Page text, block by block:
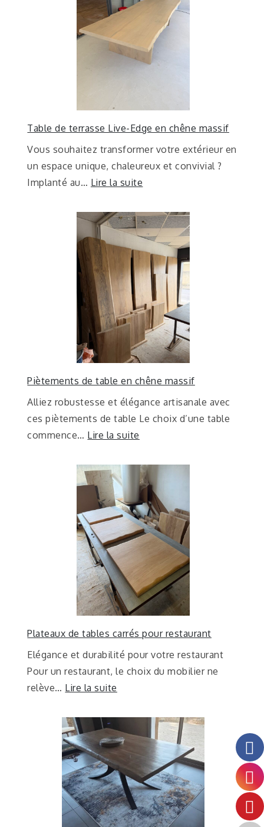
Table de terrasse Live-Edge en chêne massif
Vous souhaitez transformer votre extérieur en
un espace unique, chaleureux et convivial ?
Implanté au… Lire la suite
Piètements de table en chêne massif
Alliez robustesse et élégance artisanale avec
ces piètements de table Le choix d’une table
commence… Lire la suite
Plateaux de tables carrés pour restaurant
Elégance et durabilité pour votre restaurant
Pour un restaurant, le choix du mobilier ne
relève… Lire la suite